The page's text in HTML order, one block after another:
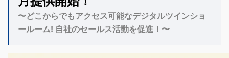
〜どこからでもアクセス可能なデジタルツインショ
ールーム! 自社のセールス活動を促進！〜